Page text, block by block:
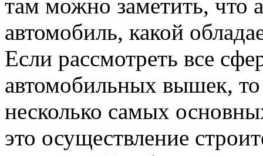
там можно заметить, что
автомобиль, какой
Если рассмотреть все
автомобильных вышек,
несколько самых
это осуществление